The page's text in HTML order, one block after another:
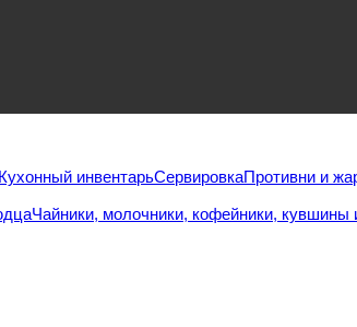
Кухонный инвентарьСервировкаПротивни и
Чайники, молочники, кофейники, кувшины